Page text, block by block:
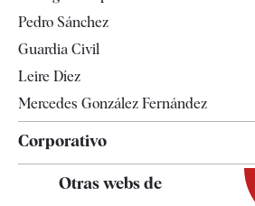
Televisión
Pedro Sánchez
Guardia Civil
Leire Díez
Mercedes González Fernández
Corporativo
Contacto
Otras webs de